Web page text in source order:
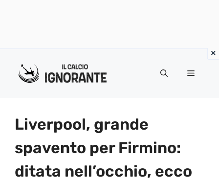
Menu
Liverpool, grande
spavento per Firmino:
ditata nell’occhio, ecco